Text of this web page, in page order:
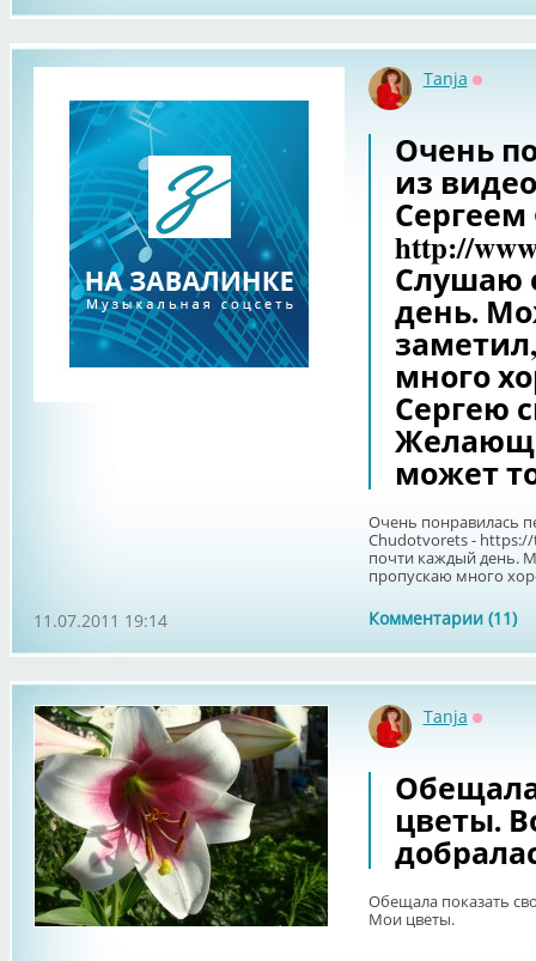
Tanja
Очень
из
Сергеем
http://
Слушаю
день.
много
Сергею
может
Очень понравилась
Chudotvorets -
почти каждый день.
пропускаю много
Комментарии (11)
11.07.2011 19:14
Tanja
цветы.
Обещала показать
Мои цветы.